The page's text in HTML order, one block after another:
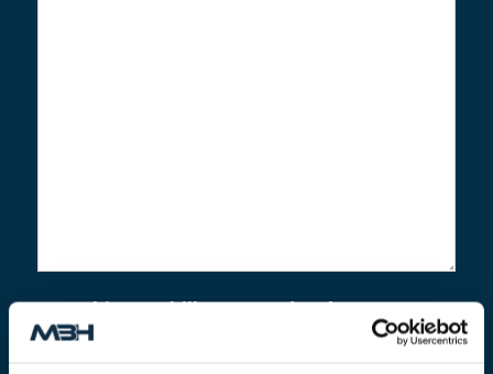
bouwtekeningen)